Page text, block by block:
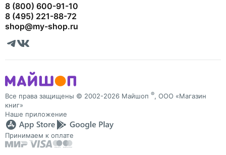
8 (800) 600-91-10
8 (495) 221-88-72
shop@my-shop.ru
Все права защищены © 2002-2026 Майшоп ®, ООО «Магазин
книг»
Наше приложение
Принимаем к оплате